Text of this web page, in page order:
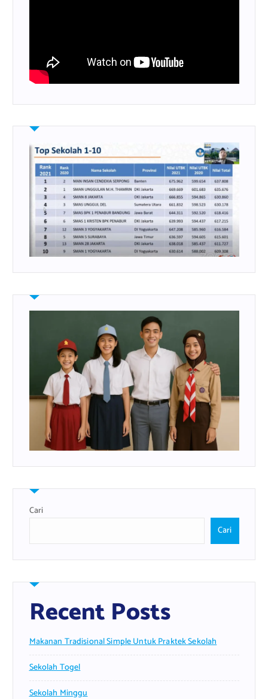
Cari
Cari
Recent Posts
Makanan Tradisional Simple Untuk Praktek Sekolah
Sekolah Togel
Sekolah Minggu